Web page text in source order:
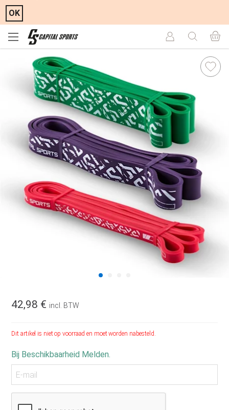
OK
42,98 € incl. BTW
Dit artikel is niet op voorraad en moet worden nabesteld.
Bij Beschikbaarheid Melden.